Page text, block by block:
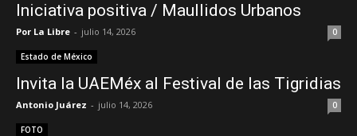
Iniciativa positiva / Maullidos Urbanos
Por La Libre - julio 14, 2026 0
Estado de México
Invita la UAEMéx al Festival de las Tigridias
Antonio Juárez - julio 14, 2026 0
FOTO